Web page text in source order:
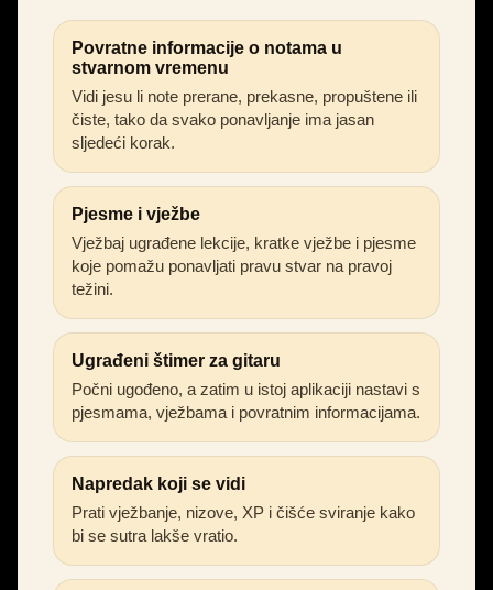
Povratne informacije o notama u
stvarnom vremenu
Vidi jesu li note prerane, prekasne, propuštene ili
čiste, tako da svako ponavljanje ima jasan
sljedeći korak.
Pjesme i vježbe
Vježbaj ugrađene lekcije, kratke vježbe i pjesme
koje pomažu ponavljati pravu stvar na pravoj
težini.
Ugrađeni štimer za gitaru
Počni ugođeno, a zatim u istoj aplikaciji nastavi s
pjesmama, vježbama i povratnim informacijama.
Napredak koji se vidi
Prati vježbanje, nizove, XP i čišće sviranje kako
bi se sutra lakše vratio.